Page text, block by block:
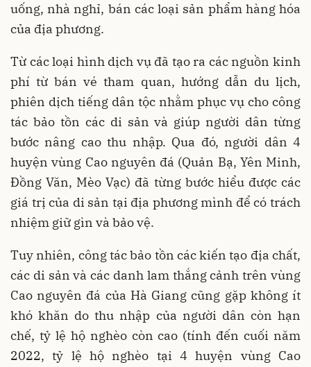
uống, nhà nghỉ, bán các loại sản phẩm hàng hóa
của địa phương.
Từ các loại hình dịch vụ đã tạo ra các nguồn kinh
phí từ bán vé tham quan, hướng dẫn du lịch,
phiên dịch tiếng dân tộc nhằm phục vụ cho công
tác bảo tồn các di sản và giúp người dân từng
bước nâng cao thu nhập. Qua đó, người dân 4
huyện vùng Cao nguyên đá (Quản Bạ, Yên Minh,
Đồng Văn, Mèo Vạc) đã từng bước hiểu được các
giá trị của di sản tại địa phương mình để có trách
nhiệm giữ gìn và bảo vệ.
Tuy nhiên, công tác bảo tồn các kiến tạo địa chất,
các di sản và các danh lam thắng cảnh trên vùng
Cao nguyên đá của Hà Giang cũng gặp không ít
khó khăn do thu nhập của người dân còn hạn
chế, tỷ lệ hộ nghèo còn cao (tính đến cuối năm
2022, tỷ lệ hộ nghèo tại 4 huyện vùng Cao